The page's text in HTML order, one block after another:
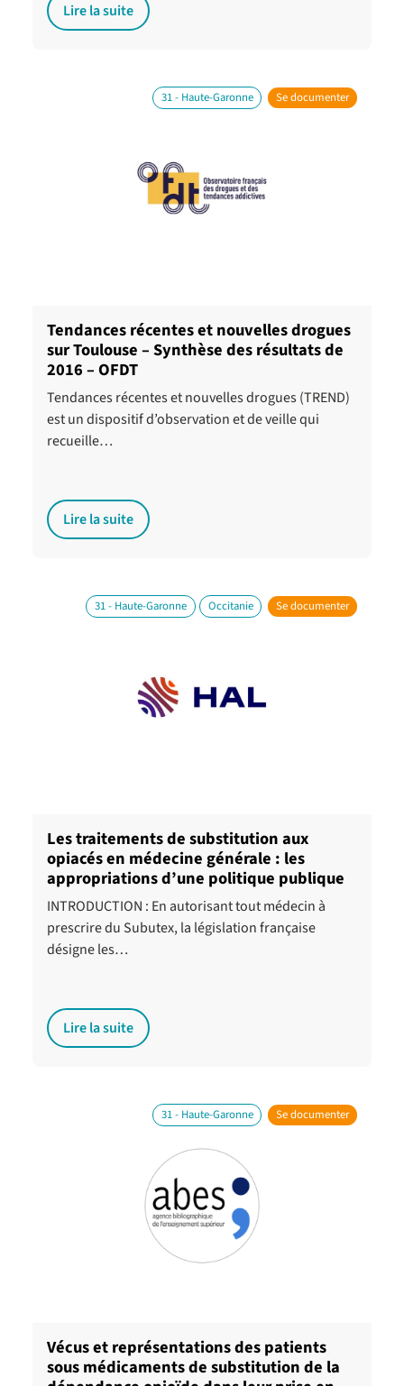
Lire la suite
31 - Haute-Garonne Se documenter
Tendances récentes et nouvelles drogues
sur Toulouse – Synthèse des résultats de
2016 – OFDT
Tendances récentes et nouvelles drogues (TREND)
est un dispositif d’observation et de veille qui
recueille…
Lire la suite
31 - Haute-Garonne Occitanie Se documenter
Les traitements de substitution aux
opiacés en médecine générale : les
appropriations d’une politique publique
INTRODUCTION : En autorisant tout médecin à
prescrire du Subutex, la législation française
désigne les…
Lire la suite
31 - Haute-Garonne Se documenter
Vécus et représentations des patients
sous médicaments de substitution de la